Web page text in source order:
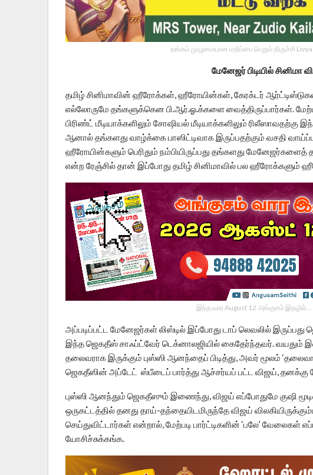
தங்கம் முழுமையான மதிப்பை பெறும் திருச்சி
மேனேஜர் பிடியில் சினிமா
தமிழ் சினிமாவின் ஹீரோக்கள், ஹீரோயின்கள், கேரக்டர்
எல்லோருமே தங்களுக்கென பி.ஆர்.ஓ.க்களை வைத்திருப்பார்கள்.
பிரிண்ட் மீடியாக்களிலும் சோஷியல் மீடியாக்களிலும் ரிலீஸாவதற்கு
ஆனால் தங்களது வாழ்க்கை பாஸிட்டிவாக இருப்பதற்கும் வசதி
ஹீரோயின்களும் பெரிதும் நம்பியிருப்பது தங்களது
என்ற ரேஞ்சில் தான் இப்போது தமிழ் சினிமாவில் பல ஹீரோக்களும்
இந்த வார August 12 அங்குசம் இதழில்…
அப்படிப்பட்ட மேனேஜர்கள் லிஸ்டில் இப்போது டாப் லெவலில்
இந்த ஜெகதீஸ் சாஃப்ட்வேர் டெக்னாலஜியில் கைதேர்ந்தவர். வயதும்
தலைவராக இருக்கும் புஸ்ஸி ஆனந்தைப் பிடித்து, அவர் மூலம்
ஜெகதீஸின் அப்டேட் ஸ்பீடைப் பார்த்து ஆச்சர்யப் பட்ட விஜய், தனக்கு
புஸ்ஸி ஆனந்தும் ஜெகதீஸும் இணைந்து, விஜய் எப்போதுமே குஷி
ஒருகட்டத்தில் தனது தாய்-தந்தையிடமிருந்தே விஜய்
செய்துவிட்டார்கள் என்றால், மேற்படி பார்ட்டிகளின் ‘பலே’ வேலைகள்
யோசிச்சுக்கங்க.